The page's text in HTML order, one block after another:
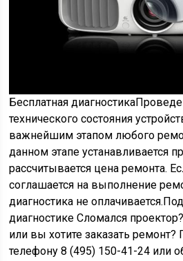
Бесплатная
технического состояния
важнейшим этапом любого
данном этапе устанавливается
рассчитывается цена ремонта.
соглашается на выполнение
диагностика не
диагностике Сломался
или вы хотите заказать
телефону 8 (495) 150-41-24 или